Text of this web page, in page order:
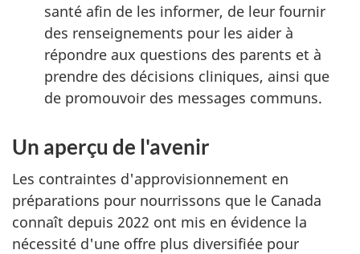
santé afin de les informer, de leur fournir
des renseignements pour les aider à
répondre aux questions des parents et à
prendre des décisions cliniques, ainsi que
de promouvoir des messages communs.
Un aperçu de l'avenir
Les contraintes d'approvisionnement en
préparations pour nourrissons que le Canada
connaît depuis 2022 ont mis en évidence la
nécessité d'une offre plus diversifiée pour